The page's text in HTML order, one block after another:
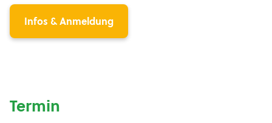
Infos & Anmeldung
Termin